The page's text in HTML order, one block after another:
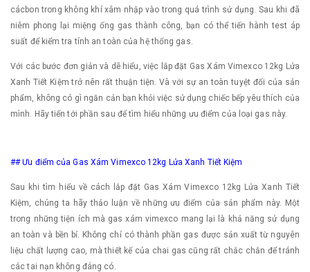
cácbon trong không khí xâm nhập vào trong quá trình sử dụng. Sau khi đã
niêm phong lại miệng ống gas thành công, bạn có thể tiến hành test áp
suất để kiểm tra tính an toàn của hệ thống gas.
Với các bước đơn giản và dễ hiểu, việc lắp đặt Gas Xám Vimexco 12kg Lửa
Xanh Tiết Kiệm trở nên rất thuận tiện. Và với sự an toàn tuyệt đối của sản
phẩm, không có gì ngăn cản bạn khỏi việc sử dụng chiếc bếp yêu thích của
mình. Hãy tiến tới phần sau để tìm hiểu những ưu điểm của loại gas này.
## Ưu điểm của Gas Xám Vimexco 12kg Lửa Xanh Tiết Kiệm
Sau khi tìm hiểu về cách lắp đặt Gas Xám Vimexco 12kg Lửa Xanh Tiết
Kiệm, chúng ta hãy thảo luận về những ưu điểm của sản phẩm này. Một
trong những tiện ích mà gas xám vimexco mang lại là khả năng sử dụng
an toàn và bền bỉ. Không chỉ có thành phần gas được sản xuất từ nguyên
liệu chất lượng cao, mà thiết kế của chai gas cũng rất chắc chắn để tránh
các tai nạn không đáng có.